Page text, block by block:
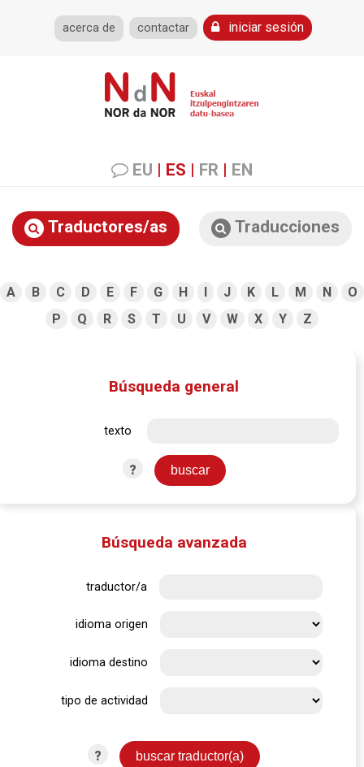
acerca de contactar iniciar sesión
EU | ES | FR | EN
Traductores/as Traducciones
A B C D E F G H I J K L M N
O
P
Q R S T U V W X Y Z
Búsqueda general
texto
?
Búsqueda avanzada
traductor/a
idioma origen
idioma destino
tipo de actividad
?